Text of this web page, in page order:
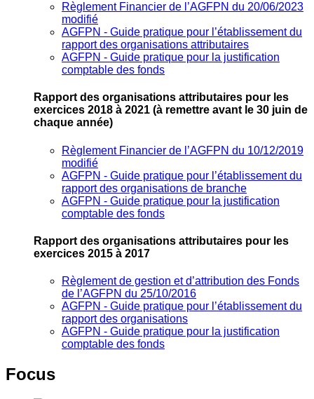
Règlement Financier de l’AGFPN du 20/06/2023
modifié
AGFPN ‐ Guide pratique pour l’établissement du
rapport des organisations attributaires
AGFPN ‐ Guide pratique pour la justification
comptable des fonds
Rapport des organisations attributaires pour les
exercices 2018 à 2021 (à remettre avant le 30 juin de
chaque année)
Règlement Financier de l’AGFPN du 10/12/2019
modifié
AGFPN ‐ Guide pratique pour l’établissement du
rapport des organisations de branche
AGFPN ‐ Guide pratique pour la justification
comptable des fonds
Rapport des organisations attributaires pour les
exercices 2015 à 2017
Règlement de gestion et d’attribution des Fonds
de l’AGFPN du 25/10/2016
AGFPN ‐ Guide pratique pour l’établissement du
rapport des organisations
AGFPN ‐ Guide pratique pour la justification
comptable des fonds
Focus